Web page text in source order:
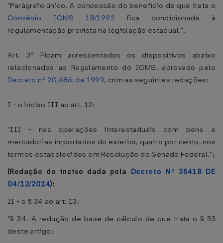
"Parágrafo único. A concessão do benefício de que trata o
Convênio ICMS 18/1992 fica condicionada à
regulamentação prevista na legislação estadual.".
Art. 3º Ficam acrescentados os dispositivos abaixo
relacionados ao Regulamento do ICMS, aprovado pelo
Decreto nº 20.686, de 1999, com as seguintes redações:
I - o inciso III ao art. 12:
"III - nas operações interestaduais com bens e
mercadorias importados do exterior, quatro por cento, nos
termos estabelecidos em Resolução do Senado Federal.";
(Redação do inciso dada pela Decreto Nº 35418 DE
04/12/2014):
II - o § 34 ao art. 13:
"§ 34. A redução de base de cálculo de que trata o § 33
deste artigo: